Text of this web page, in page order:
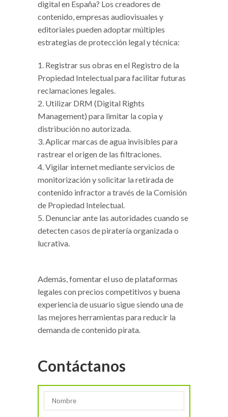
digital en España? Los creadores de
contenido, empresas audiovisuales y
editoriales pueden adoptar múltiples
estrategias de protección legal y técnica:
Registrar sus obras en el Registro de la
Propiedad Intelectual para facilitar futuras
reclamaciones legales.
Utilizar DRM (Digital Rights
Management) para limitar la copia y
distribución no autorizada.
Aplicar marcas de agua invisibles para
rastrear el origen de las filtraciones.
Vigilar internet mediante servicios de
monitorización y solicitar la retirada de
contenido infractor a través de la Comisión
de Propiedad Intelectual.
Denunciar ante las autoridades cuando se
detecten casos de piratería organizada o
lucrativa.
Además, fomentar el uso de plataformas
legales con precios competitivos y buena
experiencia de usuario sigue siendo una de
las mejores herramientas para reducir la
demanda de contenido pirata.
Contáctanos